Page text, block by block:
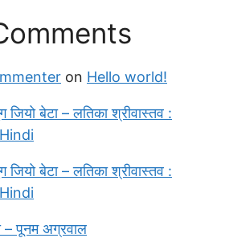
on Hello world!
बेटा – लतिका श्रीवास्तव :
बेटा – लतिका श्रीवास्तव :
– पूनम अग्रवाल